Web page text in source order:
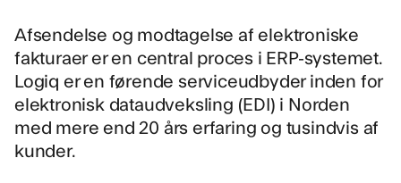
Afsendelse og modtagelse af elektroniske
fakturaer er en central proces i ERP-systemet.
Logiq er en førende serviceudbyder inden for
elektronisk dataudveksling (EDI) i Norden
med mere end 20 års erfaring og tusindvis af
kunder.